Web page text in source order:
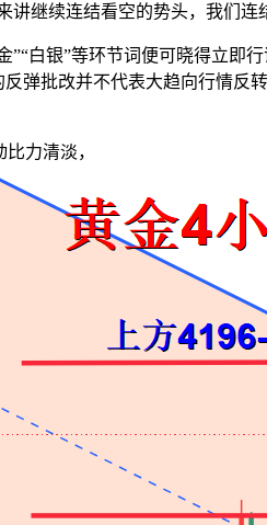
继续连结看空的势头，我们连
白银”等环节词便可晓得立即
弹批改并不代表大趋向行情
力清淡，